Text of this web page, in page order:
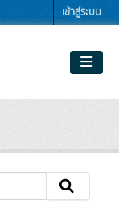
เข้าสู่ระบบ